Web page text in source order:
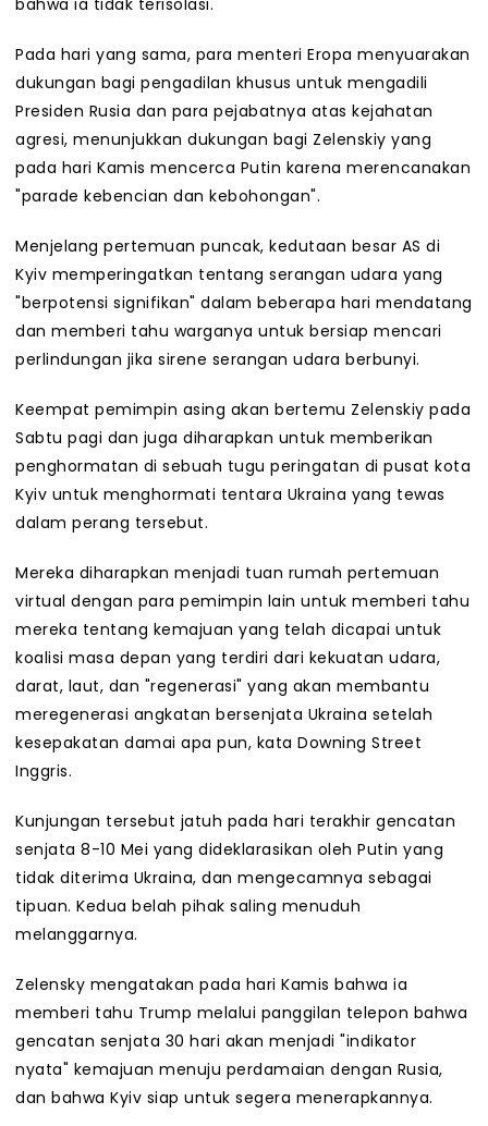
bahwa ia tidak terisolasi.
Pada hari yang sama, para menteri Eropa menyuarakan
dukungan bagi pengadilan khusus untuk mengadili
Presiden Rusia dan para pejabatnya atas kejahatan
agresi, menunjukkan dukungan bagi Zelenskiy yang
pada hari Kamis mencerca Putin karena merencanakan
"parade kebencian dan kebohongan".
Menjelang pertemuan puncak, kedutaan besar AS di
Kyiv memperingatkan tentang serangan udara yang
"berpotensi signifikan" dalam beberapa hari mendatang
dan memberi tahu warganya untuk bersiap mencari
perlindungan jika sirene serangan udara berbunyi.
Keempat pemimpin asing akan bertemu Zelenskiy pada
Sabtu pagi dan juga diharapkan untuk memberikan
penghormatan di sebuah tugu peringatan di pusat kota
Kyiv untuk menghormati tentara Ukraina yang tewas
dalam perang tersebut.
Mereka diharapkan menjadi tuan rumah pertemuan
virtual dengan para pemimpin lain untuk memberi tahu
mereka tentang kemajuan yang telah dicapai untuk
koalisi masa depan yang terdiri dari kekuatan udara,
darat, laut, dan "regenerasi" yang akan membantu
meregenerasi angkatan bersenjata Ukraina setelah
kesepakatan damai apa pun, kata Downing Street
Inggris.
Kunjungan tersebut jatuh pada hari terakhir gencatan
senjata 8-10 Mei yang dideklarasikan oleh Putin yang
tidak diterima Ukraina, dan mengecamnya sebagai
tipuan. Kedua belah pihak saling menuduh
melanggarnya.
Zelensky mengatakan pada hari Kamis bahwa ia
memberi tahu Trump melalui panggilan telepon bahwa
gencatan senjata 30 hari akan menjadi "indikator
nyata" kemajuan menuju perdamaian dengan Rusia,
dan bahwa Kyiv siap untuk segera menerapkannya.